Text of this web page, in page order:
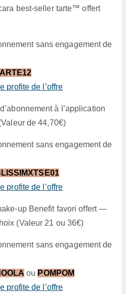
best-seller tarte™ offert
sans engagement de
profite de l’offre
à l’application
de 44,70€)
sans engagement de
profite de l’offre
up Benefit favori offert —
(Valeur 21 ou 36€)
sans engagement de
ou POMPOM
profite de l’offre